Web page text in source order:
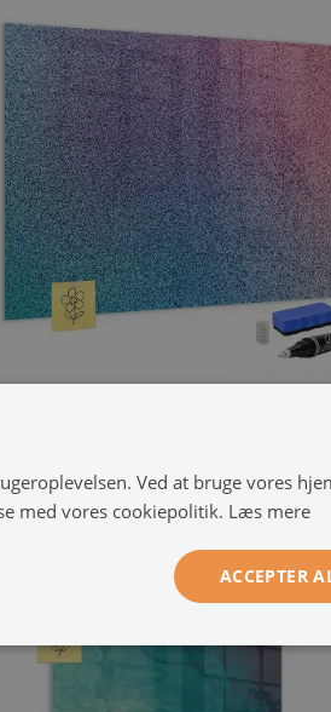
størrelse fra: 60x40 cmVed at bruge vores
med vores cookiepolitik. Læs mere
ACCEPTER